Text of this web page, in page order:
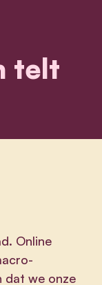
telt
. Online
dat we onze